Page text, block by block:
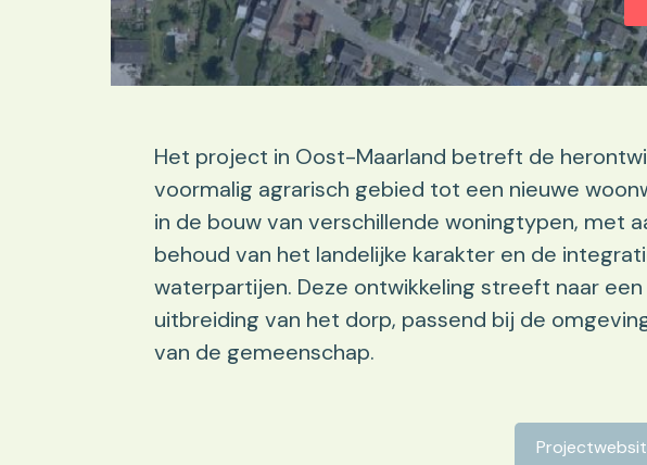
Het project in Oost-Maarland betreft de
voormalig agrarisch gebied tot een nieuwe
in de bouw van verschillende woningtypen, met
behoud van het landelijke karakter en de
waterpartijen. Deze ontwikkeling streeft naar
uitbreiding van het dorp, passend bij de
van de gemeenschap.